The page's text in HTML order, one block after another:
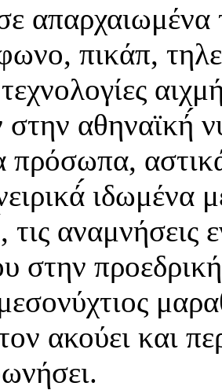
πικάπ,
στην αθηναϊκή́
πρόσωπα,
ιδωμένα
αναμνήσεις
στην
ακούει και